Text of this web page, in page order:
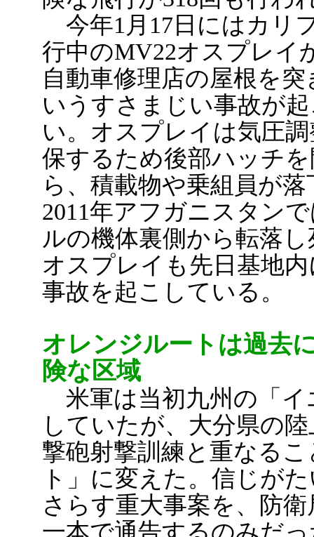
今年1月17日にはカリ
行中のMV22オスプレイ
自動車修理店の屋根を
いうすさまじい事故が
い。オスプレイは気圧
保するため後部ハッチ
ら、積載物や乗組員が
2011年アフガニスタン
ルの機体裏側から転落
オスプレイも先日基地
事故を起こしている。
オレンジルートは過去
険な区域
米軍は当初九州の「イ
していたが、大分県の
撃砲射撃訓練と重なる
ト」に変えた。信じが
さらす重大事案を、防
一本で通告するのみだ